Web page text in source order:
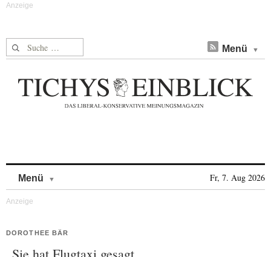
Suche nach: Menü
Menü Fr, 7. Aug 2026
DOROTHEE BÄR